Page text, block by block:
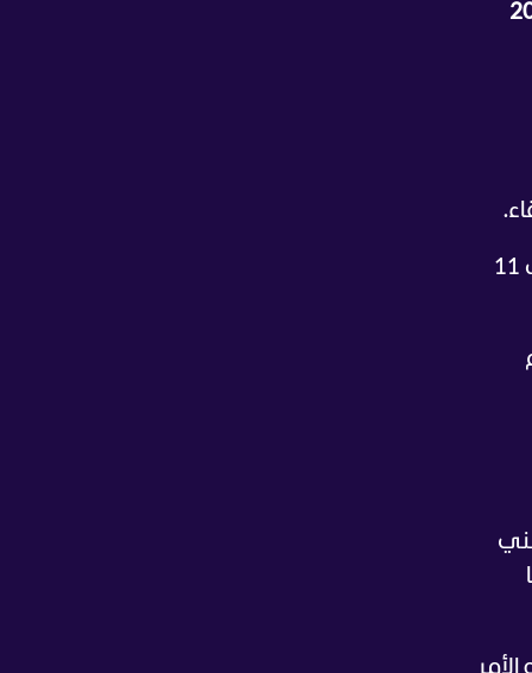
2026
وتمكن منتخب ليبيا من تحقيق فوز غير متوقع خارج الديار على حساب منتخب أنغولا ليصل برصيده إلى 11